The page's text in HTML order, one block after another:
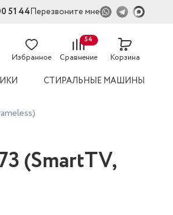
51 44Перезвоните мне
Избранное Сравнение
54
Корзина
СТИРАЛЬНЫЕ МАШИНЫ
(SmartTV,